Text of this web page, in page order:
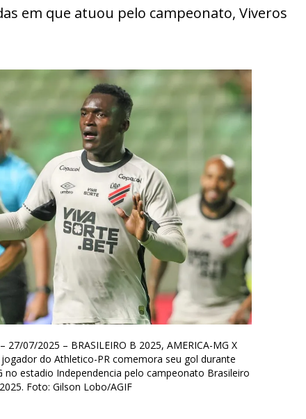
em que atuou pelo campeonato, Viveros
27/07/2025 – BRASILEIRO B 2025, AMERICA-MG X
jogador do Athletico-PR comemora seu gol durante
no estadio Independencia pelo campeonato Brasileiro
Foto: Gilson Lobo/AGIF